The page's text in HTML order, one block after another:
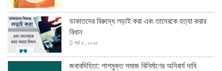
ডাকাতদের বিরুদ্ধে লড়াই করা এবং তাদেরকে হত্যা করার
বিধান
মার্চ ৫, ২০২৫
জবাবদিহিতা: পাপমুক্ত সমাজ বিনির্মাণের অনিবার্য দাবি